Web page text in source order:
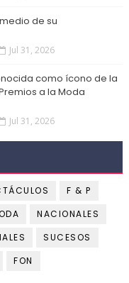
de su
Jul 31, 2026
como ícono de la
a la Moda
Jul 31, 2026
F & P
NACIONALES
SUCESOS
FON